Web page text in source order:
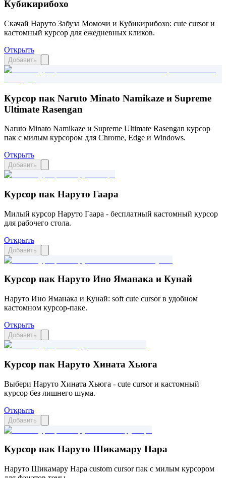
Кубикирибохо
Скачай Наруто Забуза Момочи и Кубикирибохо: cute cursor и
кастомный курсор для ежедневных кликов.
Открыть
Добавить
Курсор пак Naruto Minato Namikaze и Supreme
Ultimate Rasengan
Naruto Minato Namikaze и Supreme Ultimate Rasengan курсор
пак с милым курсором для Chrome, Edge и Windows.
Открыть
Добавить
Курсор пак Наруто Гаара
Милый курсор Наруто Гаара - бесплатный кастомный курсор
для рабочего стола.
Открыть
Добавить
Курсор пак Наруто Ино Яманака и Кунай
Наруто Ино Яманака и Кунай: soft cute cursor в удобном
кастомном курсор-паке.
Открыть
Добавить
Курсор пак Наруто Хината Хьюга
Выбери Наруто Хината Хьюга - cute cursor и кастомный
курсор без лишнего шума.
Открыть
Добавить
Курсор пак Наруто Шикамару Нара
Наруто Шикамару Нара custom cursor пак с милым курсором